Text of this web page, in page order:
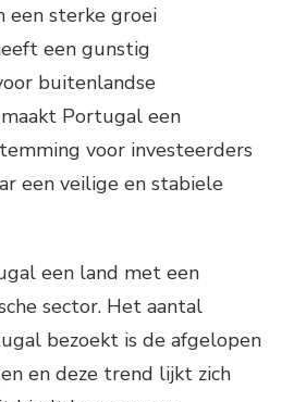
een sterke groei
een gunstig
buitenlandse
Portugal een
voor investeerders
een veilige en stabiele
een land met een
sector. Het aantal
bezoekt is de afgelopen
en deze trend lijkt zich